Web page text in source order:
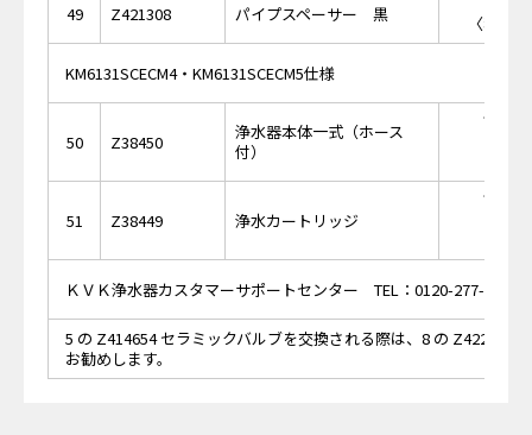
49 Z421308 パイプスペーサー 黒
〈税抜
KM6131SCECM4・KM6131SCECM5仕様
50 Z38450
浄水器本体一式（ホース
付）
￥
51 Z38449 浄水カートリッジ
￥
ＫＶＫ浄水器カスタマーサポートセンター TEL：0120-277-995
5 の Z414654 セラミックバルブを交換される際は、8 の Z422911
お勧めします。